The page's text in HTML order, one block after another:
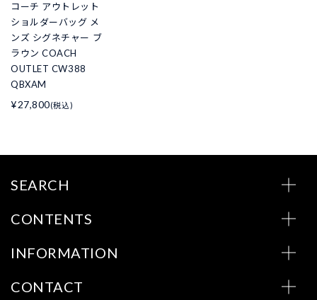
コーチ アウトレット
ショルダーバッグ メ
ンズ シグネチャー ブ
ラウン COACH
OUTLET CW388
QBXAM
¥27,800(税込)
SEARCH
CONTENTS
INFORMATION
CONTACT